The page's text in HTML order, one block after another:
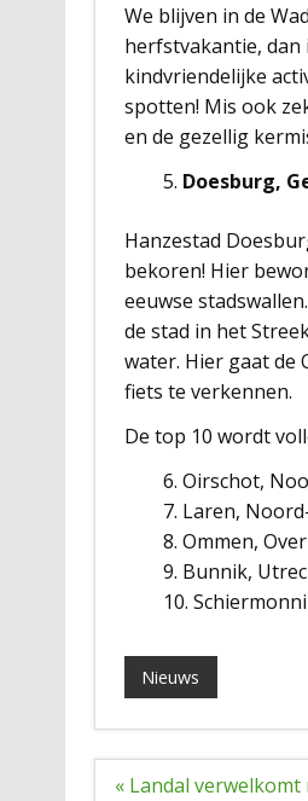
We blijven in de
herfstvakantie, dan
kindvriendelijke
spotten! Mis ook
en de gezellig
Doesburg,
Hanzestad
bekoren! Hier
eeuwse
de stad in het
water. Hier gaat de
fiets te verkennen.
De top 10 wordt
Oirschot,
Laren,
Ommen,
Bunnik,
Nieuws
Bericht
« Landal